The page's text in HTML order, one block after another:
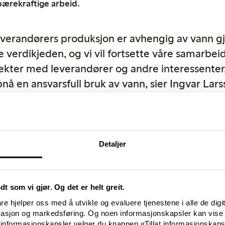
Detaljer
som vi gjør. Og det er helt greit.
hjelper oss med å utvikle og evaluere tjenestene i alle de
og markedsføring. Og noen informasjonskapsler kan
arbeid.
produksjon er avhengig av vann
verdikjeden, og vi vil fortsette våre
med leverandører og andre
en ansvarsfull bruk av vann, sier Ingvar
plagg produsert i bærekraftige materialer, noe som utgjør 22 %
av Lindex’ plagg skal være laget i mer bærekraftige fibre og at
i prosesser som krever mindre energi, vann og kjemikalier, og
til fabrikkarbeiderne som jobber i leverandørkjeden, har
med opplæring i deres personlige helse. I
som vil gi fabrikkarbeiderne opplæring i deres rettigheter og